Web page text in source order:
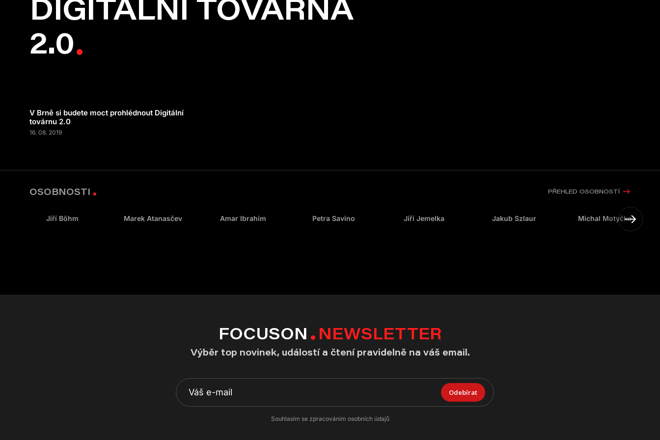
DIGITÁLNÍ TOVÁRNA
2.0
V Brně si budete moct prohlédnout Digitální
továrnu 2.0
16. 08. 2019
OSOBNOSTI PŘEHLED OSOBNOSTÍ
Jiří Böhm Marek Atanasčev Amar Ibrahim Petra Savino Jiří Jemelka Jakub Szlaur Michal Motyčka
FOCUSON NEWSLETTER
Výběr top novinek, událostí a čtení pravidelně na váš email.
Odebírat
Souhlasím se zpracováním osobních údajů